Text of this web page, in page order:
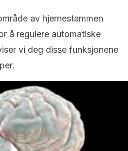
av hjernestammen
å regulere automatiske
vi deg disse funksjonene